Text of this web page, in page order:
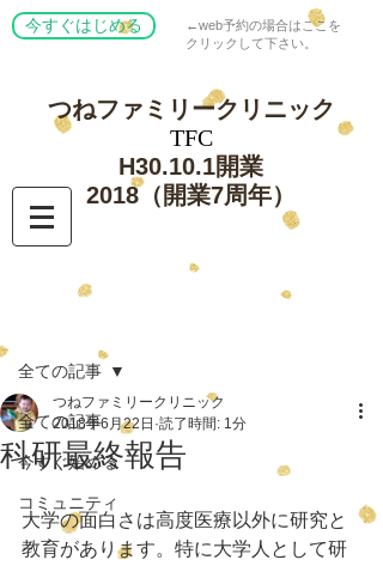
今すぐはじめる
←web予約の場合はここを
クリックして下さい。
つねファミリークリニック
​TFC
​H30.10.1開業
​2018（開業7周年）
全ての記事
今すぐ始める
コミュニティ
全ての記事
科研最終報告
つねファミリークリニック
2018年6月22日 読了時間: 1分
大学の面白さは高度医療以外に研究と
教育があります。特に大学人として研